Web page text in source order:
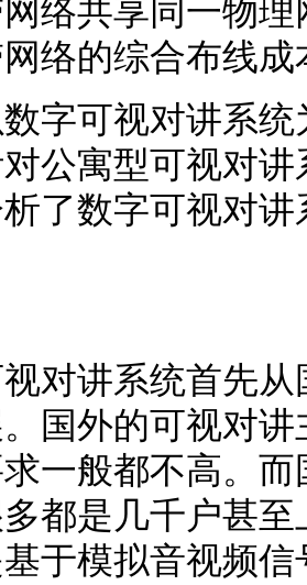
络共享同一物
络的综合布线成
可视对讲系统
公寓型可视对
了数字可视对
讲系统首先从
国外的可视对
一般都不高。
都是几千户甚
于模拟音视频